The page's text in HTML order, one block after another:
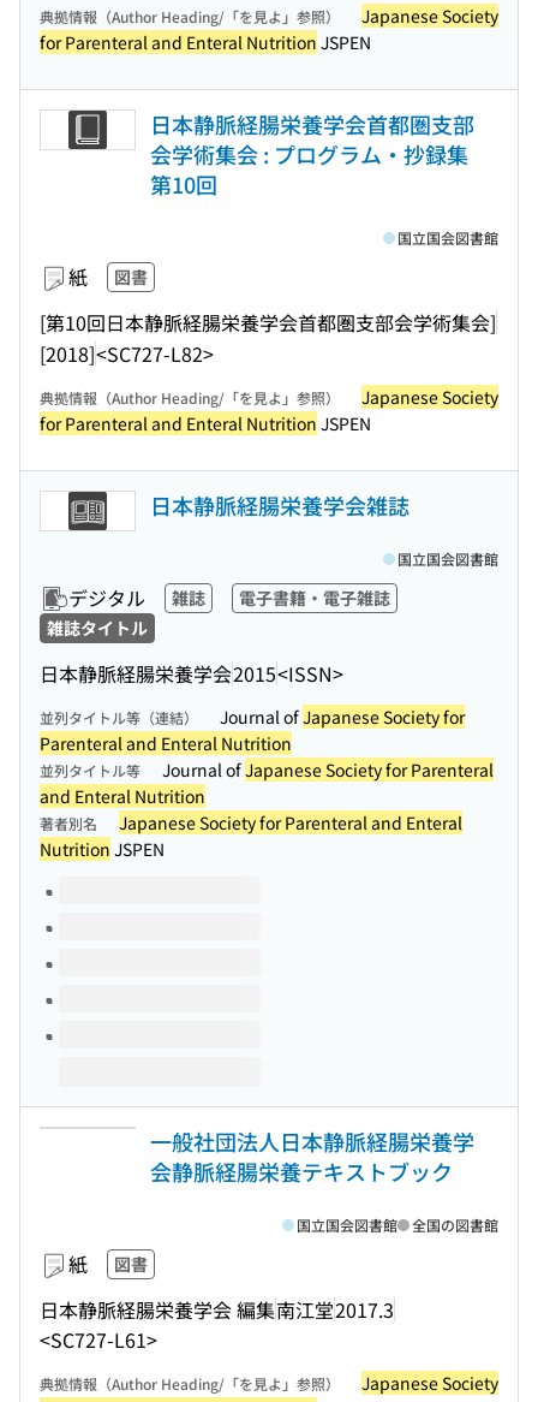
典拠情報（Author Heading/「を見よ」参照）
Japanese Society
for Parenteral and Enteral Nutrition JSPEN
日本静脈経腸栄養学会首都圏支部
会学術集会 : プログラム・抄録集
第10回
紙 図書
[第10回日本静脈経腸栄養学会首都圏支部会学術集会]
[2018]<SC727-L82>
国立国会図書館
典拠情報（Author Heading/「を見よ」参照）
Japanese Society
for Parenteral and Enteral Nutrition JSPEN
日本静脈経腸栄養学会雑誌
デジタル 雑誌
電子書籍・電子雑誌
雑誌タイトル
日本静脈経腸栄養学会2015<ISSN>
国立国会図書館
並列タイトル等（連結） Journal ofJapanese Society for
Parenteral and Enteral Nutrition
並列タイトル等 Journal ofJapanese Society for Parenteral
and Enteral Nutrition
著者別名
Japanese Society for Parenteral and Enteral
Nutrition JSPEN
このタイトルの巻号
一般社団法人日本静脈経腸栄養学
会静脈経腸栄養テキストブック
紙 図書
日本静脈経腸栄養学会 編集南江堂2017.3
<SC727-L61>
国立国会図書館 全国の図書館
典拠情報（Author Heading/「を見よ」参照）
Japanese Society